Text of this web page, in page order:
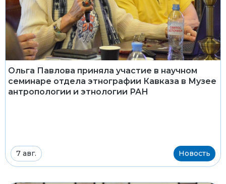
Ольга Павлова приняла участие в научном
семинаре отдела этнографии Кавказа в Музее
антропологии и этнологии РАН
7 авг. Новость